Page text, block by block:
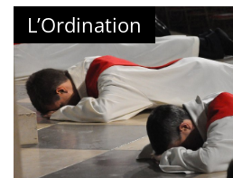
L’Ordination